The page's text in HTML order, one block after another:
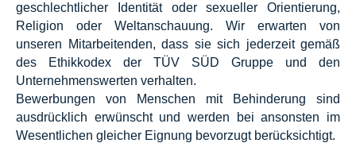
geschlechtlicher Identität oder sexueller Orientierung,
Religion oder Weltanschauung. Wir erwarten von
unseren Mitarbeitenden, dass sie sich jederzeit gemäß
des Ethikkodex der TÜV SÜD Gruppe und den
Unternehmenswerten verhalten.
Bewerbungen von Menschen mit Behinderung sind
ausdrücklich erwünscht und werden bei ansonsten im
Wesentlichen gleicher Eignung bevorzugt berücksichtigt.